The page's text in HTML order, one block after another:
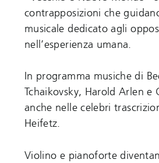
contrapposizioni che
musicale dedicato agli
nell’esperienza umana.
In programma musiche di
Tchaikovsky, Harold Arlen e
anche nelle celebri
Heifetz.
Violino e pianoforte